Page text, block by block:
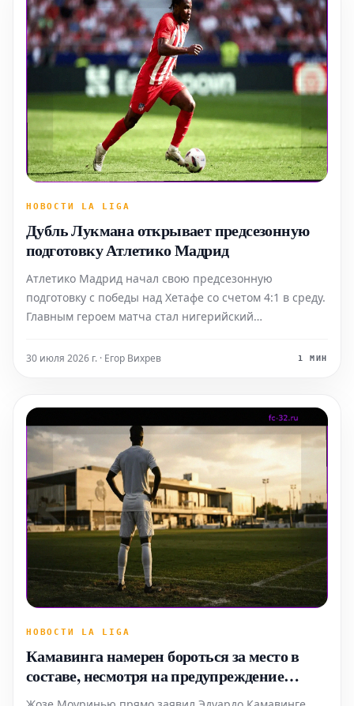
НОВОСТИ LA LIGA
Дубль Лукмана открывает предсезонную
подготовку Атлетико Мадрид
Атлетико Мадрид начал свою предсезонную
подготовку с победы над Хетафе со счетом 4:1 в среду.
Главным героем матча стал нигерийский
в первом тайме и задавший тон игре для
30 июля 2026 г. · Егор Вихрев 1 МИН
НОВОСТИ LA LIGA
Камавинга намерен бороться за место в
составе, несмотря на предупреждение
Моуринью в "Реале"